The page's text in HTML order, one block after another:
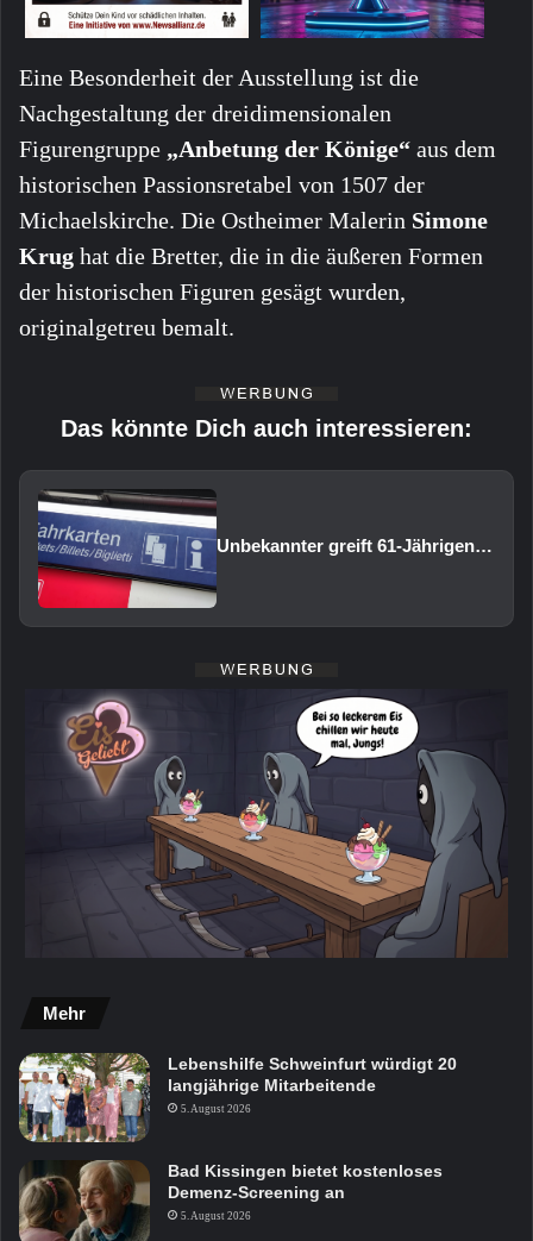
Eine Besonderheit der Ausstellung ist die
Nachgestaltung der dreidimensionalen
Figurengruppe „Anbetung der Könige“ aus dem
historischen Passionsretabel von 1507 der
Michaelskirche. Die Ostheimer Malerin Simone
Krug hat die Bretter, die in die äußeren Formen
der historischen Figuren gesägt wurden,
originalgetreu bemalt.
Das könnte Dich auch interessieren:
Unbekannter greift 61-Jährigen am Bahnhof Volkach an
Mehr
Lebenshilfe Schweinfurt würdigt 20
langjährige Mitarbeitende
5. August 2026
Bad Kissingen bietet kostenloses
Demenz-Screening an
5. August 2026